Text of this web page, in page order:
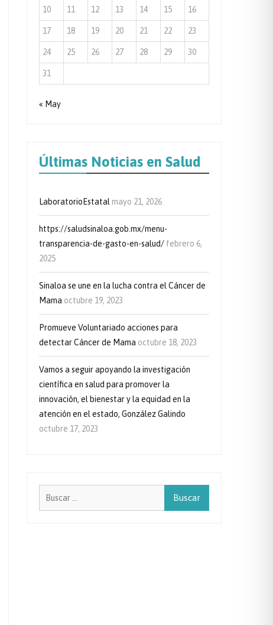
10 11 12 13 14 15 16
17 18 19 20 21 22 23
24 25 26 27 28 29 30
31
« May
Últimas Noticias en Salud
LaboratorioEstatal mayo 21, 2026
https://saludsinaloa.gob.mx/menu-
transparencia-de-gasto-en-salud/ febrero 6,
2025
Sinaloa se une en la lucha contra el Cáncer de
Mama octubre 19, 2023
Promueve Voluntariado acciones para
detectar Cáncer de Mama octubre 18, 2023
Vamos a seguir apoyando la investigación
científica en salud para promover la
innovación, el bienestar y la equidad en la
atención en el estado, González Galindo
octubre 17, 2023